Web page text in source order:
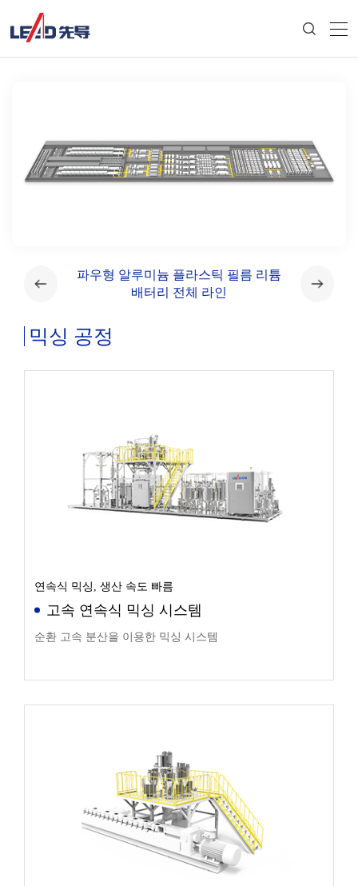
파우형 알루미늄 플라스틱 필름 리튬
배터리 전체 라인
믹싱 공정
연속식 믹싱, 생산 속도 빠름
고속 연속식 믹싱 시스템
순환 고속 분산을 이용한 믹싱 시스템